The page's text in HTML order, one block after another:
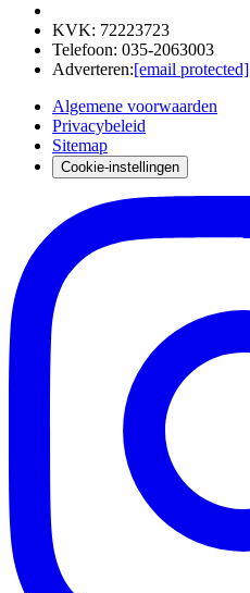
KVK: 72223723
Telefoon: 035-2063003
Adverteren:[email protected]
Algemene voorwaarden
Privacybeleid
Sitemap
Cookie-instellingen